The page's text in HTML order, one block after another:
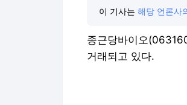
이 기사는 해당 언론사
종근당바이오
거래되고 있다.